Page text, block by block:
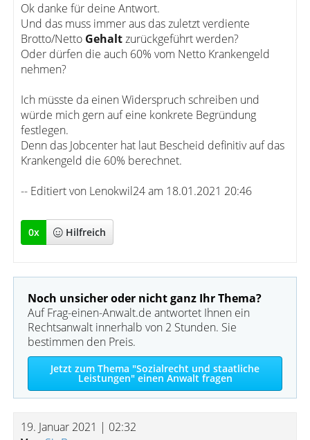
Ok danke für deine Antwort.
Und das muss immer aus das zuletzt verdiente
Brotto/Netto Gehaltzurückgeführt werden?
Oder dürfen die auch 60% vom Netto Krankengeld
nehmen?
Ich müsste da einen Widerspruch schreiben und
würde mich gern auf eine konkrete Begründung
festlegen.
Denn das Jobcenter hat laut Bescheid definitiv auf das
Krankengeld die 60% berechnet.
-- Editiert von Lenokwil24 am 18.01.2021 20:46
0x Hilfreich
Noch unsicher oder nicht ganz Ihr Thema?
Auf Frag-einen-Anwalt.de antwortet Ihnen ein
Rechtsanwalt innerhalb von 2 Stunden. Sie
bestimmen den Preis.
Jetzt zum Thema "Sozialrecht und staatliche
Leistungen" einen Anwalt fragen
19. Januar 2021 | 02:32